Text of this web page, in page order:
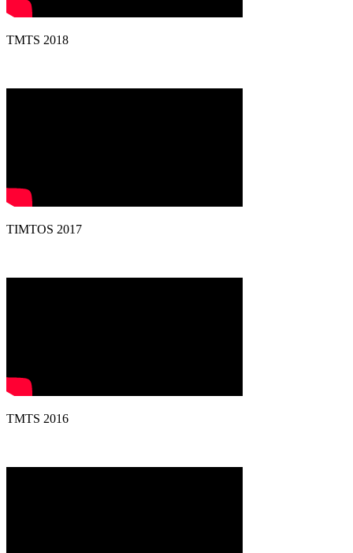
TMTS 2018
TIMTOS 2017
TMTS 2016